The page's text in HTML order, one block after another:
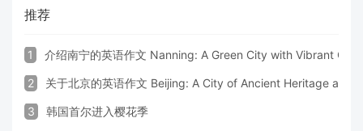
推荐
1 介绍南宁的英语作文 Nanning: A Green City with Vibrant
2 关于北京的英语作文 Beijing: A City of Ancient Heritage and
3 韩国首尔进入樱花季